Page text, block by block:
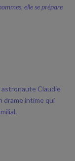
elle se prépare
astronaute Claudie
drame intime qui